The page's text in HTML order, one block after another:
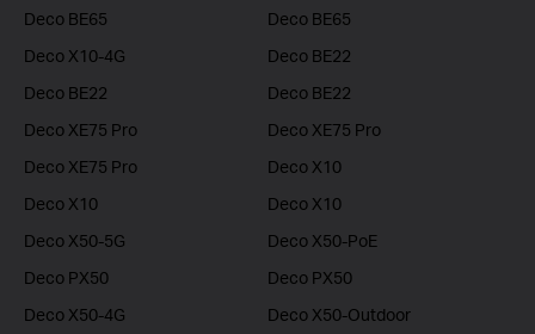
Deco BE65
Deco BE65
Deco X10-4G
Deco BE22
Deco BE22
Deco BE22
Deco XE75 Pro
Deco XE75 Pro
Deco XE75 Pro
Deco X10
Deco X10
Deco X10
Deco X50-5G
Deco X50-PoE
Deco PX50
Deco PX50
Deco X50-4G
Deco X50-Outdoor